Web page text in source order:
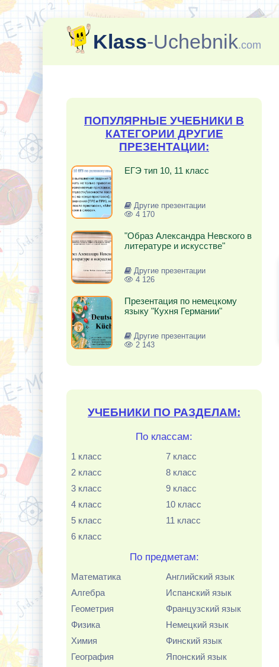
Klass-Uchebnik.com
ПОПУЛЯРНЫЕ УЧЕБНИКИ В
КАТЕГОРИИ ДРУГИЕ
ПРЕЗЕНТАЦИИ:
ЕГЭ тип 10, 11 класс
Другие презентации
4 170
"Образ Александра Невского в
литературе и искусстве"
Другие презентации
4 126
Презентация по немецкому
языку "Кухня Германии"
Другие презентации
2 143
УЧЕБНИКИ ПО РАЗДЕЛАМ:
По классам:
1 класс
2 класс
3 класс
4 класс
5 класс
6 класс
7 класс
8 класс
9 класс
10 класс
11 класс
По предметам:
Математика
Алгебра
Геометрия
Физика
Химия
География
Английский язык
Испанский язык
Французский язык
Немецкий язык
Финский язык
Японский язык